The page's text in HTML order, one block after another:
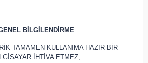
BİLGİLENDİRME
TAMAMEN KULLANIMA HAZIR BİR
İHTİVA ETMEZ,